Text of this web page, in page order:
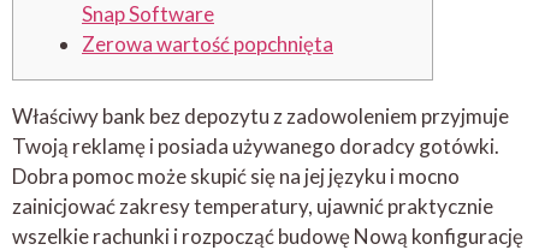
Snap Software
Zerowa wartość popchnięta
Właściwy bank bez depozytu z zadowoleniem przyjmuje
Twoją reklamę i posiada używanego doradcy gotówki.
Dobra pomoc może skupić się na jej języku i mocno
zainicjować zakresy temperatury, ujawnić praktycznie
wszelkie rachunki i rozpocząć budowę Nową konfigurację